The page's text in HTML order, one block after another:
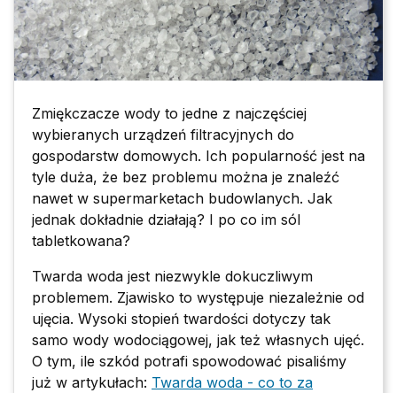
Zmiękczacze wody to jedne z najczęściej
wybieranych urządzeń filtracyjnych do
gospodarstw domowych. Ich popularność jest na
tyle duża, że bez problemu można je znaleźć
nawet w supermarketach budowlanych. Jak
jednak dokładnie działają? I po co im sól
tabletkowana?
Twarda woda jest niezwykle dokuczliwym
problemem. Zjawisko to występuje niezależnie od
ujęcia. Wysoki stopień twardości dotyczy tak
samo wody wodociągowej, jak też własnych ujęć.
O tym, ile szkód potrafi spowodować pisaliśmy
już w artykułach: Twarda woda - co to za